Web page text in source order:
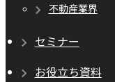
不動産業界
セミナー
お役立ち資料